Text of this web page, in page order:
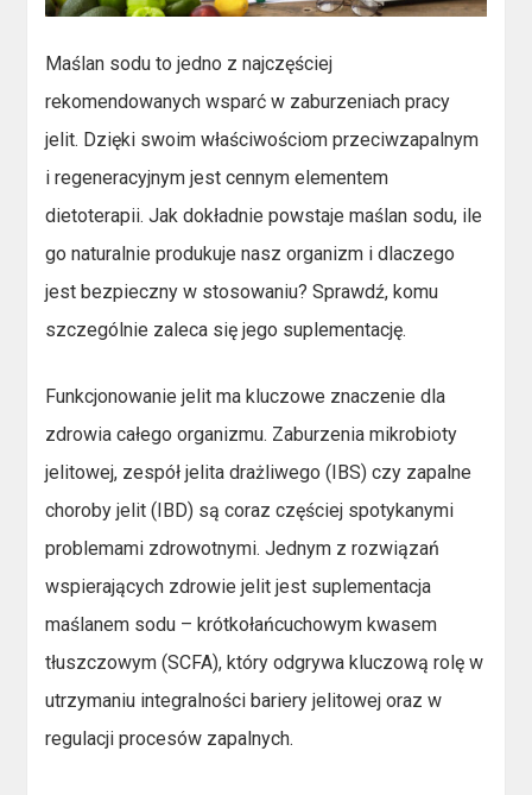
Maślan sodu to jedno z najczęściej
rekomendowanych wsparć w zaburzeniach pracy
jelit. Dzięki swoim właściwościom przeciwzapalnym
i regeneracyjnym jest cennym elementem
dietoterapii. Jak dokładnie powstaje maślan sodu, ile
go naturalnie produkuje nasz organizm i dlaczego
jest bezpieczny w stosowaniu? Sprawdź, komu
szczególnie zaleca się jego suplementację.
Funkcjonowanie jelit ma kluczowe znaczenie dla
zdrowia całego organizmu. Zaburzenia mikrobioty
jelitowej, zespół jelita drażliwego (IBS) czy zapalne
choroby jelit (IBD) są coraz częściej spotykanymi
problemami zdrowotnymi. Jednym z rozwiązań
wspierających zdrowie jelit jest suplementacja
maślanem sodu – krótkołańcuchowym kwasem
tłuszczowym (SCFA), który odgrywa kluczową rolę w
utrzymaniu integralności bariery jelitowej oraz w
regulacji procesów zapalnych.